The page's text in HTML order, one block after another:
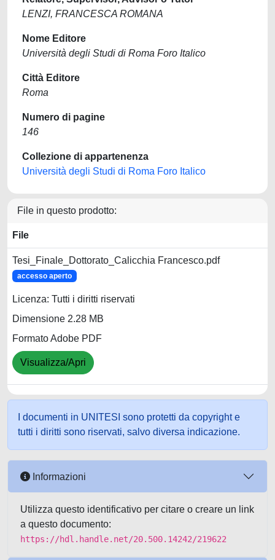
LENZI, FRANCESCA ROMANA
Nome Editore
Università degli Studi di Roma Foro Italico
Città Editore
Roma
Numero di pagine
146
Collezione di appartenenza
Università degli Studi di Roma Foro Italico
File in questo prodotto:
File
Tesi_Finale_Dottorato_Calicchia Francesco.pdf
accesso aperto
Licenza: Tutti i diritti riservati
Dimensione 2.28 MB
Formato Adobe PDF
Visualizza/Apri
I documenti in UNITESI sono protetti da copyright e
tutti i diritti sono riservati, salvo diversa indicazione.
Informazioni
Utilizza questo identificativo per citare o creare un link
a questo documento:
https://hdl.handle.net/20.500.14242/219622